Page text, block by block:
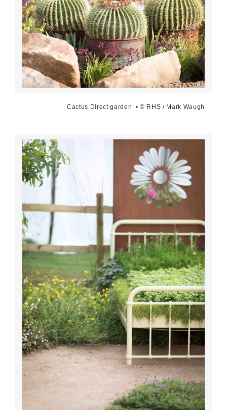
Cactus Direct garden • © RHS / Mark Waugh